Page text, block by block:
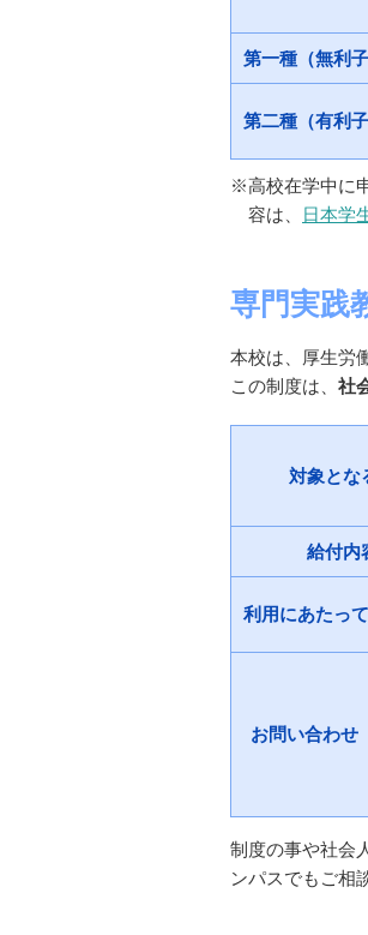
第一種（無利子
第二種（有利子
※高校在学中に
容は、
日本学
専門実践
本校は、厚生労
この制度は、 社
対象とな
給付内
利用にあたっ
お問い合わせ
制度の事や社会
ンパスでもご相